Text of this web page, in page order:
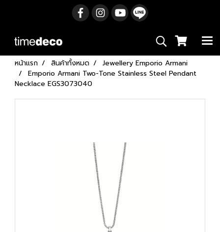
หน้าแรก สินค้าทั้งหมด
Jewellery Emporio Armani
Emporio Armani Two-Tone Stainless Steel Pendant
Necklace EGS3073040